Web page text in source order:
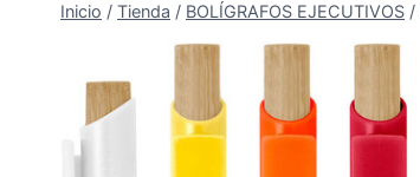
Inicio / Tienda / BOLÍGRAFOS EJECUTIVOS /